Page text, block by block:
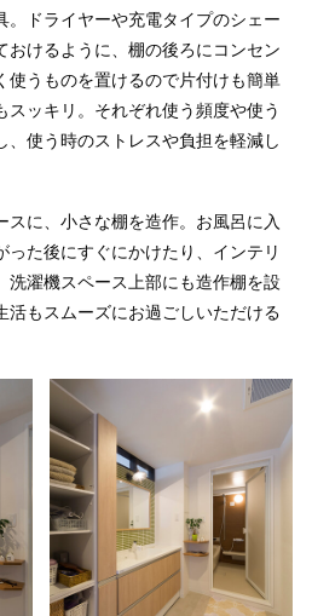
。ドライヤーや充電タイプのシェー
おけるように、棚の後ろにコンセン
使うものを置けるので片付けも簡単
スッキリ。それぞれ使う頻度や使う
、使う時のストレスや負担を軽減し
に、小さな棚を造作。お風呂に入
った後にすぐにかけたり、インテリ
洗濯機スペース上部にも造作棚を設
活もスムーズにお過ごしいただける